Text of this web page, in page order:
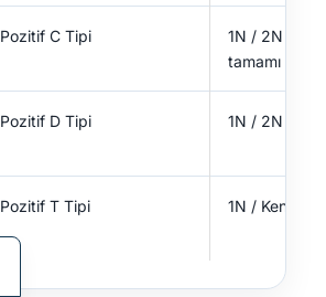
Pozitif C Tipi
1N / 2N /
tamamı
Pozitif D Tipi 1N / 2N
Pozitif T Tipi 1N / Kenarın